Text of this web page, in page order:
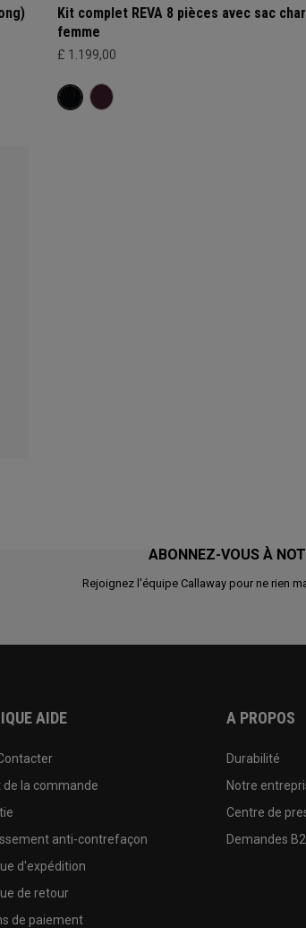
Kit complet REVA 8 pièces avec sac
femme
£ 1.199,00
ABONNEZ-VOUS À
Rejoignez l'équipe Callaway pour ne rien
AIDE
la commande
anti-contrefaçon
d'expédition
de retour
de paiement
A PROPOS
Durabilité
Notre
Centre de
Demandes